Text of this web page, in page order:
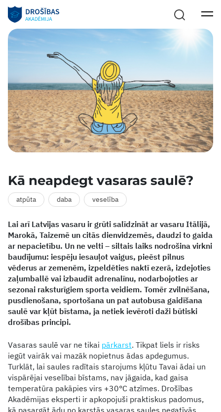
Kā neapdegt vasaras saulē?
atpūta daba veselība
Lai arī Latvijas vasaru ir grūti salīdzināt ar vasaru Itālijā,
Marokā, Taizemē un citās dienvidzemēs, daudzi to gaida
ar nepacietību. Un ne velti – siltais laiks nodrošina virkni
baudījumu: iespēju iesauļot vaigus, pieēst pilnus
vēderus ar zemenēm, izpeldēties naktī ezerā, izdejoties
zaļumballē vai izbaudīt adrenalīnu, nodarbojoties ar
sezonai raksturīgiem sporta veidiem. Tomēr zvilnēšana,
pusdienošana, sportošana un pat autobusa gaidīšana
saulē var kļūt bīstama, ja netiek ievēroti daži būtiski
drošības principi.
Vasaras saulē var ne tikai pārkarst. Tikpat liels ir risks
iegūt vairāk vai mazāk nopietnus ādas apdegumus.
Turklāt, lai saules radītais starojums kļūtu Tavai ādai un
vispārējai veselībai bīstams, nav jāgaida, kad gaisa
temperatūra pakāpies virs +30°C atzīmes. Drošības
Akadēmijas eksperti ir apkopojuši praktiskus padomus,
kā pasargāt ādu no karstās vasaras saules negatīvās